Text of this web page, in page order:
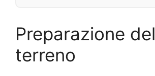
Preparazione del
terreno